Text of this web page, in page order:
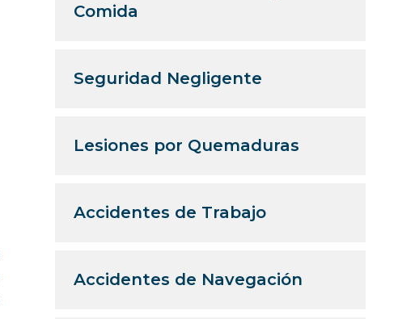
Comida
Seguridad Negligente
Lesiones por Quemaduras
Accidentes de Trabajo
Accidentes de Navegación